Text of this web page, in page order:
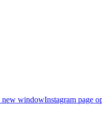
new windowInstagram page